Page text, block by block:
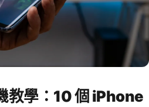
教學：10 個 iPhone